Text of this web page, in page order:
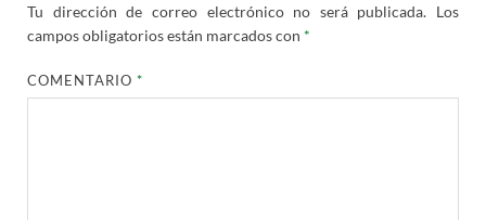
Tu dirección de correo electrónico no será publicada. Los
campos obligatorios están marcados con *
COMENTARIO*